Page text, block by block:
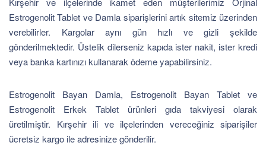
Estrogenolit Tablet ve Damla siparişlerini artık sitemiz üzerinden
verebilirler. Kargolar aynı gün hızlı ve gizli şekilde
gönderilmektedir. Üstelik dilerseniz kapıda ister nakit, ister kredi
veya banka kartınızı kullanarak ödeme yapabilirsiniz.
Estrogenolit Bayan Damla, Estrogenolit Bayan Tablet ve
Estrogenolit Erkek Tablet ürünleri gıda takviyesi olarak
üretilmiştir. Kırşehir ili ve ilçelerinden vereceğiniz siparişiler
ücretsiz kargo ile adresinize gönderilir.